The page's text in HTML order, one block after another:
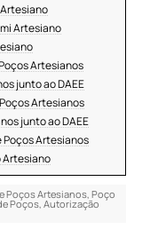
Artesiano
Artesianos
junto ao DAEE
Artesianos
junto ao DAEE
Poços Artesianos
Artesiano
Poços Artesianos, Poço
Poços, Autorização